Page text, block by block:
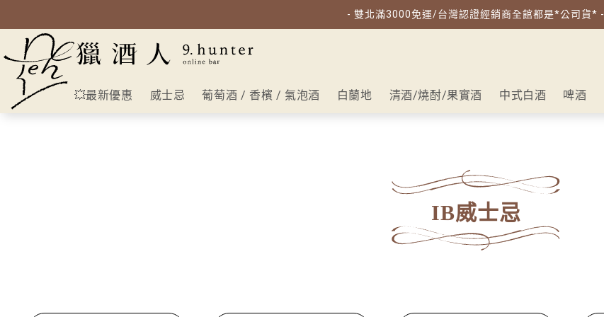
- 雙北滿3000免運/台灣認證經銷商全館都是*公司貨* -
💥最新優惠 威士忌 葡萄酒 / 香檳 / 氣泡酒 白蘭地 清酒/燒酎/果實酒 中式白酒 啤酒
IB威士忌